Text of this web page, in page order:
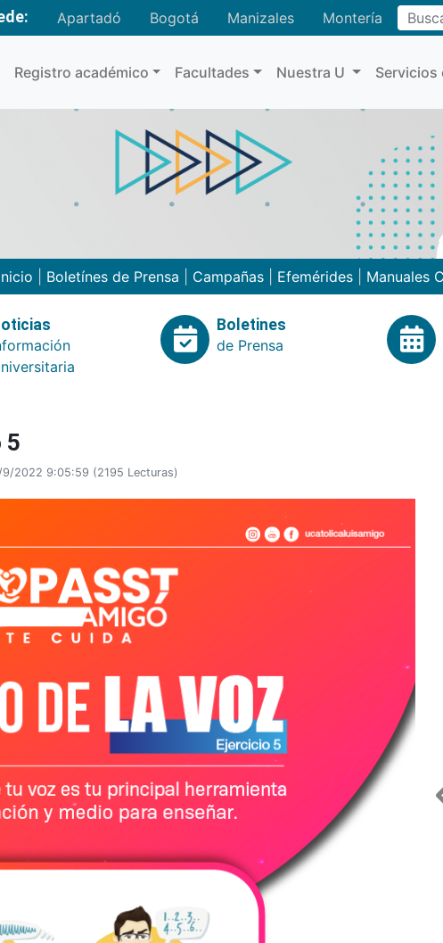
Apartadó Bogotá Manizales MonteríaBuscar
Registro académico Facultades Nuestra U Servicios
Boletínes de Prensa Campañas Efemérides Manuales
Boletines
de Prensa
5
9/2022 9:05:59 (2195 Lecturas)